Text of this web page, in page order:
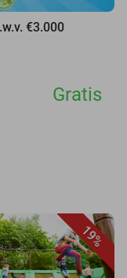
€3.000
Gratis
19%